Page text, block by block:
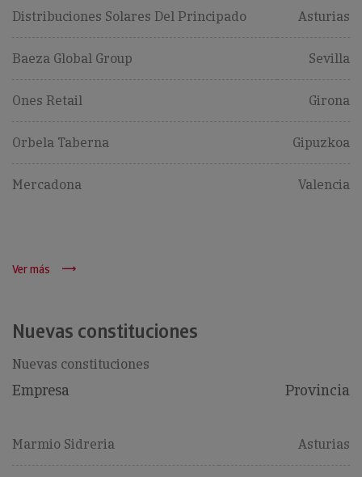
Distribuciones Solares Del Principado Asturias
Baeza Global Group Sevilla
Ones Retail Girona
Orbela Taberna Gipuzkoa
Mercadona Valencia
Ver más
Nuevas constituciones
Nuevas constituciones
Empresa Provincia
Marmio Sidreria Asturias